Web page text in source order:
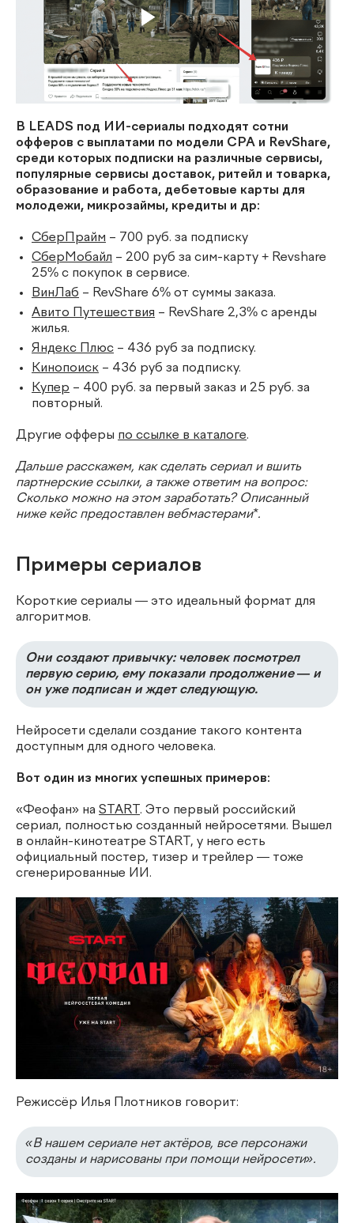
В LEADS под ИИ-сериалы подходят сотни
офферов с выплатами по модели CPA и RevShare,
среди которых подписки на различные сервисы,
популярные сервисы доставок, ритейл и товарка,
образование и работа, дебетовые карты для
молодежи, микрозаймы, кредиты и др:
СберПрайм – 700 руб. за подписку
СберМобайл – 200 руб за сим-карту + Revshare
25% с покупок в сервисе.
ВинЛаб – RevShare 6% от суммы заказа.
Авито Путешествия – RevShare 2,3% с аренды
жилья.
Яндекс Плюс – 436 руб за подписку.
Кинопоиск – 436 руб за подписку.
Купер – 400 руб. за первый заказ и 25 руб. за
повторный.
Другие офферы по ссылке в каталоге.
Дальше расскажем, как сделать сериал и вшить
партнерские ссылки, а также ответим на вопрос:
Сколько можно на этом заработать? Описанный
ниже кейс предоставлен вебмастерами*.
Примеры сериалов
Короткие сериалы — это идеальный формат для
алгоритмов.
Они создают привычку: человек посмотрел
первую серию, ему показали продолжение — и
он уже подписан и ждет следующую.
Нейросети сделали создание такого контента
доступным для одного человека.
Вот один из многих успешных примеров:
«Феофан» на START . Это первый российский
сериал, полностью созданный нейросетями. Вышел
в онлайн-кинотеатре START, у него есть
официальный постер, тизер и трейлер — тоже
сгенерированные ИИ.
Режиссёр Илья Плотников говорит:
«В нашем сериале нет актёров, все персонажи
созданы и нарисованы при помощи нейросети».